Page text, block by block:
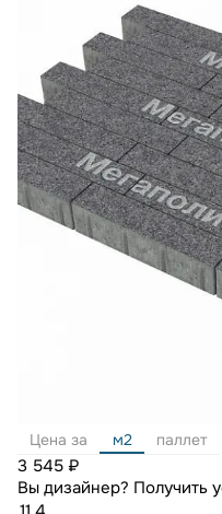
Цена за м2 паллет
3 545 ₽
Вы дизайнер? Получить